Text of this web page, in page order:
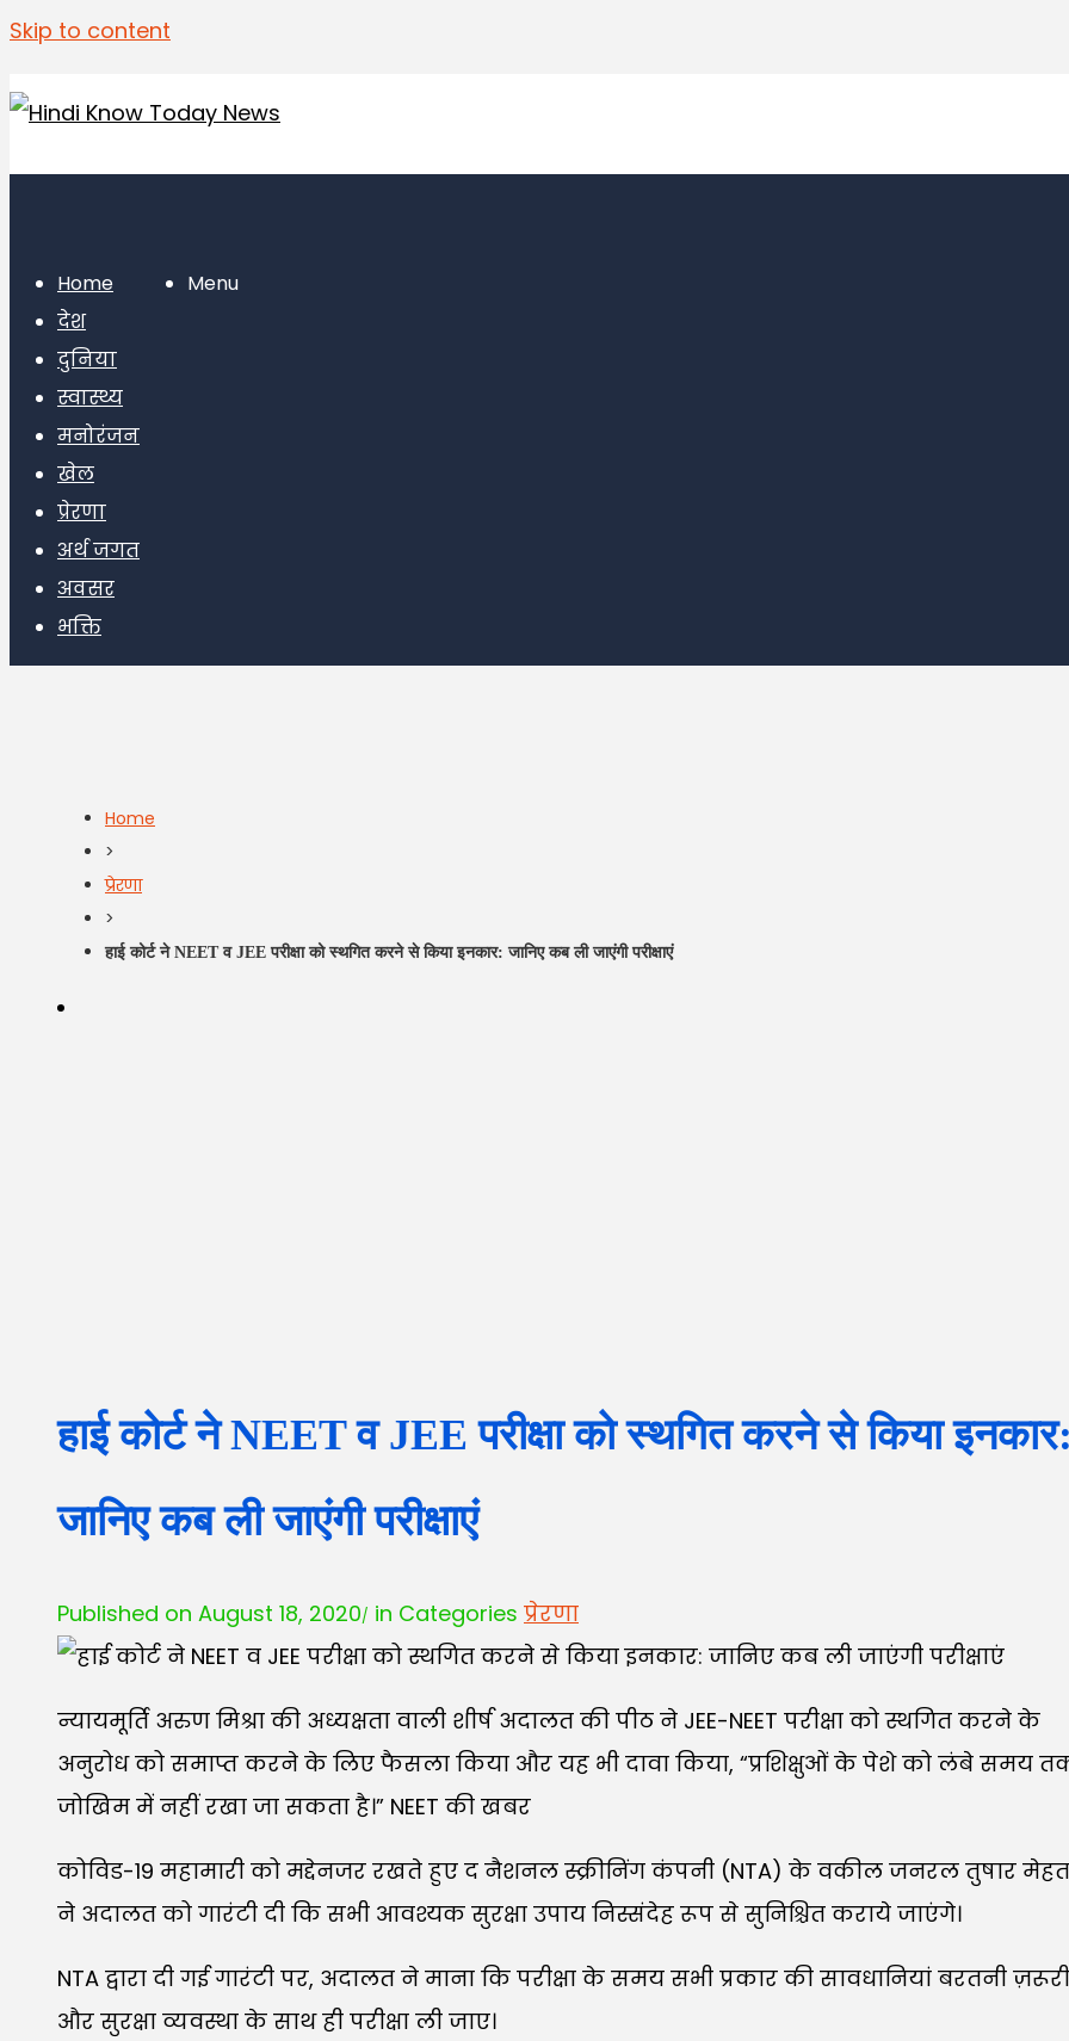
Skip to content
Home
देश
दुनिया
स्वास्थ्य
मनोरंजन
खेल
प्रेरणा
अर्थ जगत
अवसर
भक्ति
Menu
Home
>
प्रेरणा
>
हाई कोर्ट ने NEET व JEE परीक्षा को स्थगित करने से किया इनकार: जानिए कब ली जाएंगी परीक्षाएं
हाई कोर्ट ने NEET व JEE परीक्षा को स्थगित करने से किया
जानिए कब ली जाएंगी परीक्षाएं
Published on August 18, 2020 in Categories प्रेरणा
न्यायमूर्ति अरुण मिश्रा की अध्यक्षता वाली शीर्ष अदालत की पीठ ने JEE-NEET परीक्षा को स्थगित करने के
अनुरोध को समाप्त करने के लिए फैसला किया और यह भी दावा किया, “प्रशिक्षुओं के पेशे को लंबे समय
जोखिम में नहीं रखा जा सकता है।” NEET की खबर
कोविड-19 महामारी को मद्देनजर रखते हुए द नैशनल स्क्रीनिंग कंपनी (NTA) के वकील जनरल तुषार
ने अदालत को गारंटी दी कि सभी आवश्यक सुरक्षा उपाय निस्संदेह रूप से सुनिश्चित कराये जाएंगे।
NTA द्वारा दी गई गारंटी पर, अदालत ने माना कि परीक्षा के समय सभी प्रकार की सावधानियां बरतनी
और सुरक्षा व्यवस्था के साथ ही परीक्षा ली जाए।